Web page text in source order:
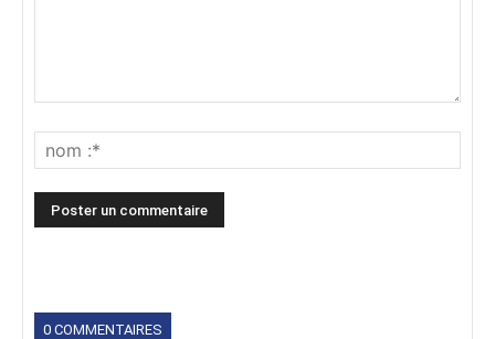
0 COMMENTAIRES